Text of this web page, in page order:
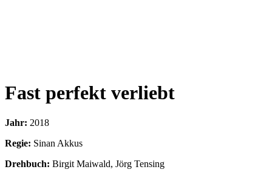
Fast perfekt verliebt
Jahr: 2018
Regie: Sinan Akkus
Drehbuch: Birgit Maiwald, Jörg Tensing